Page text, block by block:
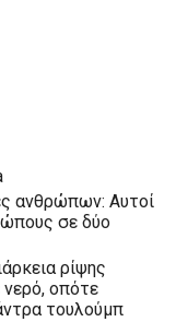
ανθρώπων: Αυτοί
σε δύο
ρίψης
οπότε
τουλούμπ